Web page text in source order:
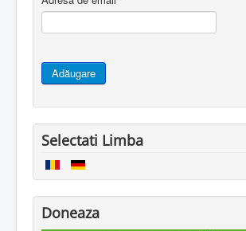
Adăugare
Selectati Limba
Doneaza